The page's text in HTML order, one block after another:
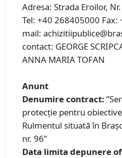
Adresa: Strada Eroilor,
Tel: +40 268405000 Fax:
mail:
contact: GEORGE
ANNA MARIA TOFAN
Anunt
Denumire contract:
protecție pentru
Rulmentul situată în
nr. 96”
Data limita depunere